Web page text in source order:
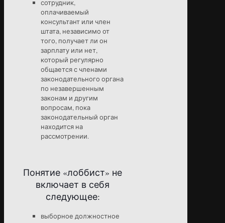
сотрудник,
оплачиваемый
консультант или член
штата, независимо от
того, получает ли он
зарплату или нет,
который регулярно
общается с членами
законодательного органа
по незавершенным
законам и другим
вопросам, пока
законодательный орган
находится на
рассмотрении.
Понятие «лоббист» не
включает в себя
следующее:
выборное должностное